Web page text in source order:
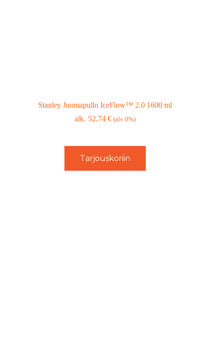
Stanley Juomapullo IceFlow™ 2.0 1600 ml
52,74€ (alv 0%)
Tarjouskoriin